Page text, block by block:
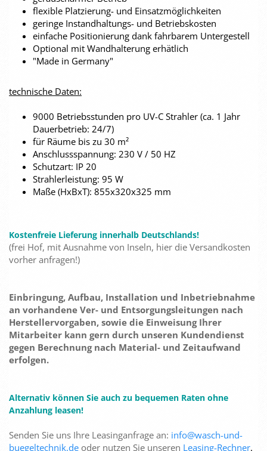
flexible Platzierung- und Einsatzmöglichkeiten
geringe Instandhaltungs- und Betriebskosten
einfache Positionierung dank fahrbarem Untergestell
Optional mit Wandhalterung erhätlich
"Made in Germany"
technische Daten:
9000 Betriebsstunden pro UV-C Strahler (ca. 1 Jahr
Dauerbetrieb: 24/7)
für Räume bis zu 30 m²
Anschlussspannung: 230 V / 50 HZ
Schutzart: IP 20
Strahlerleistung: 95 W
Maße (HxBxT): 855x320x325 mm
Kostenfreie Lieferung innerhalb Deutschlands!
(frei Hof, mit Ausnahme von Inseln, hier die Versandkosten
vorher anfragen!)
Einbringung, Aufbau, Installation und Inbetriebnahme
an vorhandene Ver- und Entsorgungsleitungen nach
Herstellervorgaben, sowie die Einweisung Ihrer
Mitarbeiter kann gern durch unseren Kundendienst
gegen Berechnung nach Material- und Zeitaufwand
erfolgen.
Alternativ können Sie auch zu bequemen Raten ohne
Anzahlung leasen!
Senden Sie uns Ihre Leasinganfrage an: info@wasch-und-
buegeltechnik.de oder nutzen Sie unseren Leasing-Rechner.